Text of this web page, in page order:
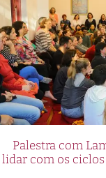
Palestra com
lidar com os